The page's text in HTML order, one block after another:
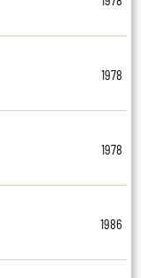
1978
1978
1986